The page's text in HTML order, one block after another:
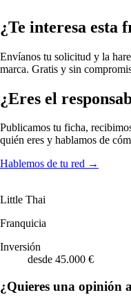
¿Te interesa esta
Envíanos tu solicitud y la
marca. Gratis y sin
¿Eres el
Publicamos tu ficha,
quién eres y hablamos de
Hablemos de tu red →
Little Thai
Franquicia
Inversión
desde 45.000 €
¿Quieres una opinión